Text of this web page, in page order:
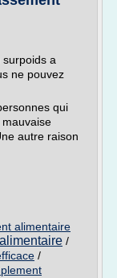
a
ne pouvez
qui
autre raison
alimentaire
/
/